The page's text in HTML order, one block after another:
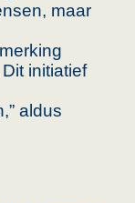
maar
initiatief
aldus